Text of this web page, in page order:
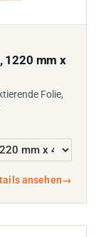
1220 mm x
Folie,
ansehen→